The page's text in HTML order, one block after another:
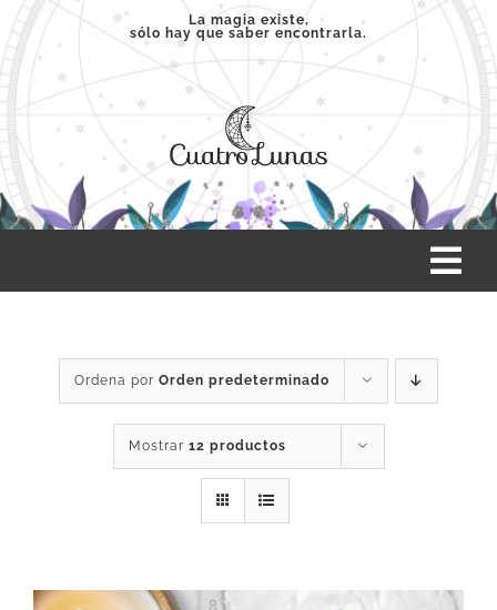
Saltar
contenido
La magia existe,
sólo hay que saber encontrarla.
SERVICIOS
Ordena por Orden predeterminado
Mostrar 12 productos